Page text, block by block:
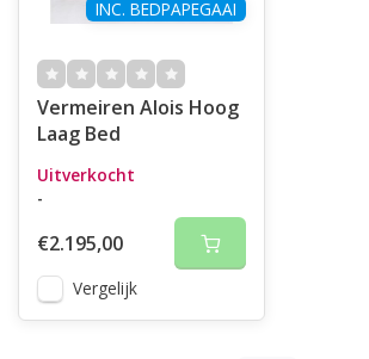
INC. BEDPAPEGAAI
Vermeiren Alois Hoog
Laag Bed
Uitverkocht
-
€2.195,00
Vergelijk